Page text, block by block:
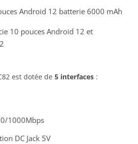
Android 12 batterie 6000 mAh
10 pouces Android 12 et
est dotée de 5 interfaces :
1000Mbps
DC Jack 5V